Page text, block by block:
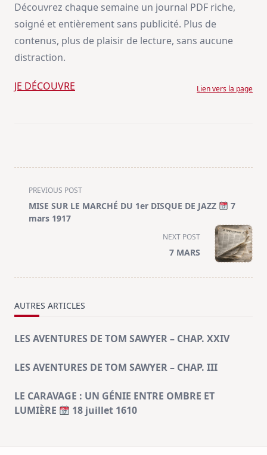
Découvrez chaque semaine un journal PDF riche,
soigné et entièrement sans publicité. Plus de
contenus, plus de plaisir de lecture, sans aucune
distraction.
JE DÉCOUVRE Lien vers la page
<span
class="nav-
subtitle
PREVIOUS POST
MISE SUR LE MARCHÉ DU 1er DISQUE DE JAZZ
7
mars 1917
NEXT POST
7 MARS
AUTRES ARTICLES
LES AVENTURES DE TOM SAWYER – CHAP. XXIV
LES AVENTURES DE TOM SAWYER – CHAP. III
LE CARAVAGE : UN GÉNIE ENTRE OMBRE ET
LUMIÈRE
18 juillet 1610